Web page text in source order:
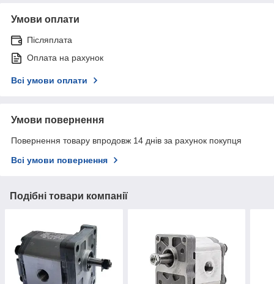
Умови оплати
Післяплата
Оплата на рахунок
Всі умови оплати
Умови повернення
Повернення товару впродовж 14 днів за рахунок покупця
Всі умови повернення
Подібні товари компанії